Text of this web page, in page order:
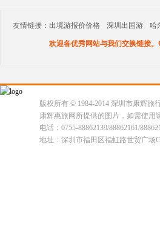
友情链接： 出境游报价价格 深圳出国游 哈
欢迎各优秀网站与我们交换链接。
版权所有 © 1984-2014 深圳市康辉旅
康辉惠旅网所提供的图片，如需使
电话：0755-88862139/88862161/
地址：深圳市福田区福虹路世贸广场